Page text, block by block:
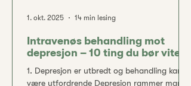
Intravenøs behandling mot
depresjon – 10 ting du bør vite
1. Depresjon er utbredt og behandling kan
være utfordrende Depresjon rammer mange
1. okt. 2025 14 min lesing